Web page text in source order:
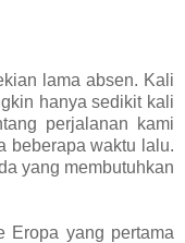
lama absen. Kali
hanya sedikit kali
perjalanan kami
beberapa waktu lalu.
yang membutuhkan
Eropa yang pertama